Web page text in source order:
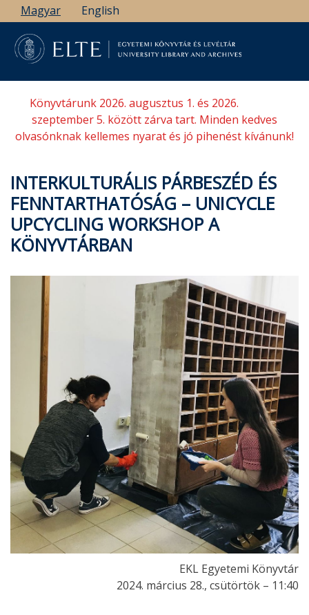
Ugrás
a
tartalomra
Magyar English
Könyvtárunk 2026. augusztus 1. és 2026.
szeptember 5. között zárva tart. Minden kedves
olvasónknak kellemes nyarat és jó pihenést kívánunk!
INTERKULTURÁLIS PÁRBESZÉD ÉS
FENNTARTHATÓSÁG – UNICYCLE
UPCYCLING WORKSHOP A
KÖNYVTÁRBAN
EKL Egyetemi Könyvtár
2024. március 28., csütörtök – 11:40